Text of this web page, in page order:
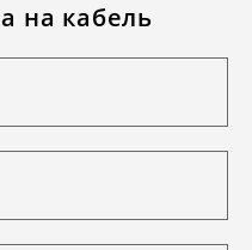
на кабель